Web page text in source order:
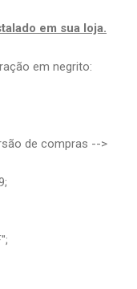
em sua loja.
em negrito:
de compras -->